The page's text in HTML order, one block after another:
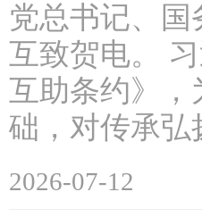
党总书记、
互致贺电。
互助条约》，
础，对传承
2026-07-12